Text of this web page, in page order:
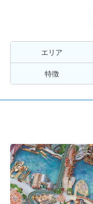
エリア
特徴